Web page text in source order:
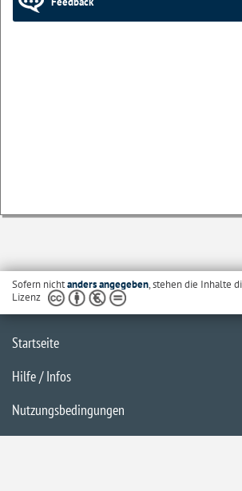
Sofern nichtanders angegeben, stehen die Inhalte
Lizenz
Startseite
Hilfe / Infos
Nutzungsbedingungen